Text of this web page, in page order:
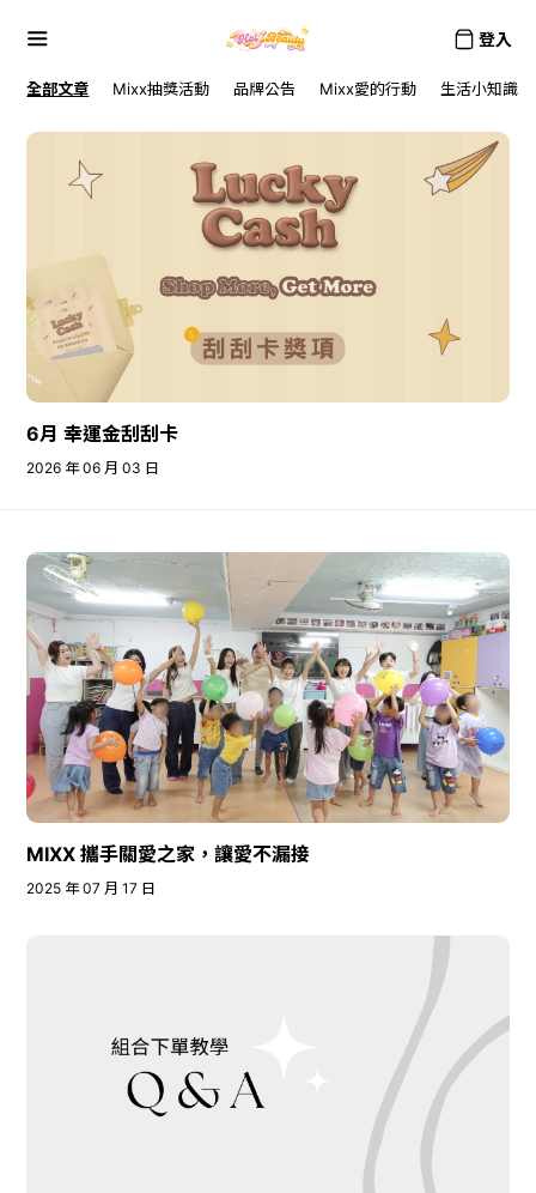
登入
全部文章 Mixx抽獎活動 品牌公告 Mixx愛的行動 生活小知識
6月 幸運金刮刮卡
2026 年 06 月 03 日
MIXX 攜手關愛之家，讓愛不漏接
2025 年 07 月 17 日